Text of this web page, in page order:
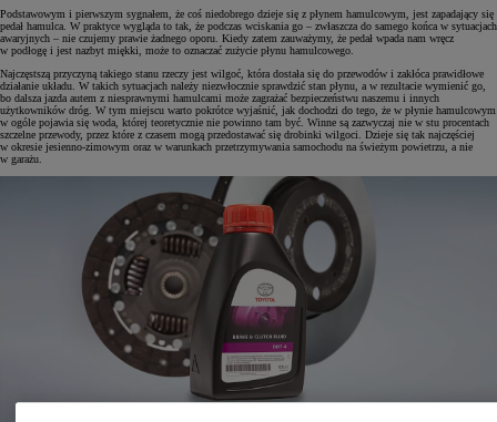
Podstawowym i pierwszym sygnałem, że coś niedobrego dzieje się z płynem hamulcowym, jest zapadający się
pedał hamulca. W praktyce wygląda to tak, że podczas wciskania go – zwłaszcza do samego końca w sytuacjach
awaryjnych – nie czujemy prawie żadnego oporu. Kiedy zatem zauważymy, że pedał wpada nam wręcz
w podłogę i jest nazbyt miękki, może to oznaczać zużycie płynu hamulcowego.
Najczęstszą przyczyną takiego stanu rzeczy jest wilgoć, która dostała się do przewodów i zakłóca prawidłowe
działanie układu. W takich sytuacjach należy niezwłocznie sprawdzić stan płynu, a w rezultacie wymienić go,
bo dalsza jazda autem z niesprawnymi hamulcami może zagrażać bezpieczeństwu naszemu i innych
użytkowników dróg. W tym miejscu warto pokrótce wyjaśnić, jak dochodzi do tego, że w płynie hamulcowym
w ogóle pojawia się woda, której teoretycznie nie powinno tam być. Winne są zazwyczaj nie w stu procentach
szczelne przewody, przez które z czasem mogą przedostawać się drobinki wilgoci. Dzieje się tak najczęściej
w okresie jesienno-zimowym oraz w warunkach przetrzymywania samochodu na świeżym powietrzu, a nie
w garażu.